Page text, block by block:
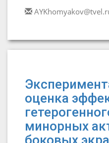
оценка
минорных
боковых